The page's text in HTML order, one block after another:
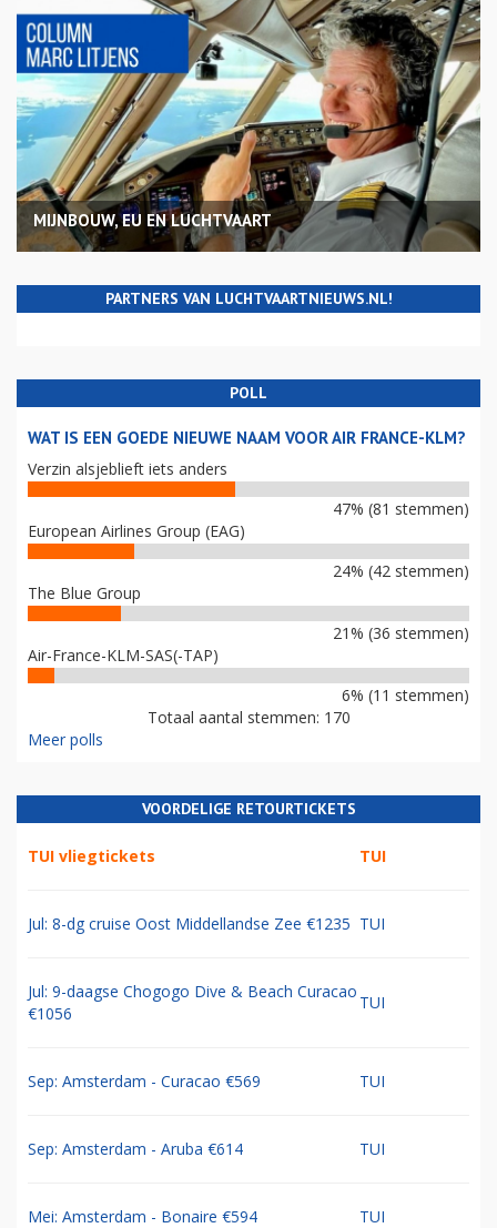
MIJNBOUW, EU EN LUCHTVAART
PARTNERS VAN LUCHTVAARTNIEUWS.NL!
POLL
WAT IS EEN GOEDE NIEUWE NAAM VOOR AIR FRANCE-KLM?
Verzin alsjeblieft iets anders
47% (81 stemmen)
European Airlines Group (EAG)
24% (42 stemmen)
The Blue Group
21% (36 stemmen)
Air-France-KLM-SAS(-TAP)
6% (11 stemmen)
Totaal aantal stemmen: 170
Meer polls
VOORDELIGE RETOURTICKETS
TUI vliegtickets TUI
Jul: 8-dg cruise Oost Middellandse Zee €1235 TUI
Jul: 9-daagse Chogogo Dive & Beach Curacao
€1056
TUI
Sep: Amsterdam - Curacao €569 TUI
Sep: Amsterdam - Aruba €614 TUI
Mei: Amsterdam - Bonaire €594 TUI